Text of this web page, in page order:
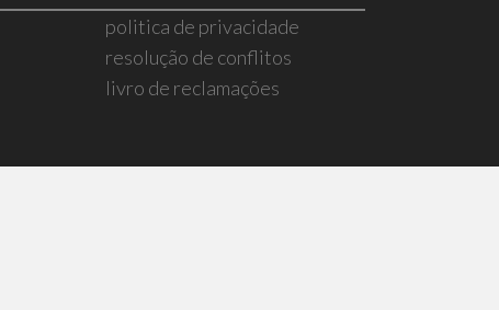
politica de privacidade
resolução de conflitos
livro de reclamações